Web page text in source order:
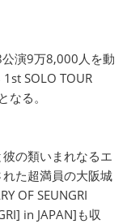
演9万8,000人を動
SOLO TOUR
なる。
の類いまれなるエ
た超満員の大阪城
OF SEUNGRI
in JAPAN]も収